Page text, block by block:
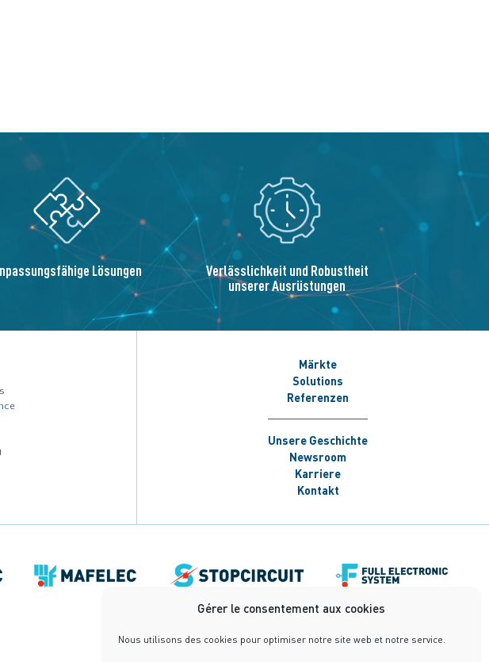
Gérer le consentement aux cookies
Nous utilisons des cookies pour optimiser notre site web et notre service.
Lösungen Verlässlichkeit und Robustheit
unserer Ausrüstungen
Märkte
Solutions
Referenzen
Unsere Geschichte
Newsroom
Karriere
Kontakt